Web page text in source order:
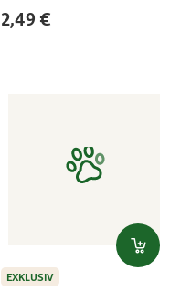
2,49 €
EXKLUSIV